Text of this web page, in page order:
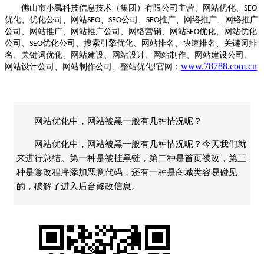
佛山市小禹科技信息技术（集团）有限公司主营、网站优化、 SEO
优化、优化公司、网站SEO SEO公司、 SEO推广、网络推广、网络推广
公司、网站推广、网站推广公司、网络营销、网站SEO优化、网站优化
公司、 SEO优化公司、搜索引擎优化、网站排名、快速排名、关键词排
名、关键词优化、网站建设、网站设计、网站制作、网站建设公司、
网站设计公司、网站制作公司、整站优化!官网： www.78788.com.cn
网站优化中，网站被黑一般有几种情况呢？
网站优化中，网站被黑一般有几种情况呢？今天我们就
来进行总结。第一种是被挂黑链，第二种是首页被改，第三
种是篡改程序添加恶意代码，还有一种是商城类容易碰见
的，破解了进入后台修改信息。